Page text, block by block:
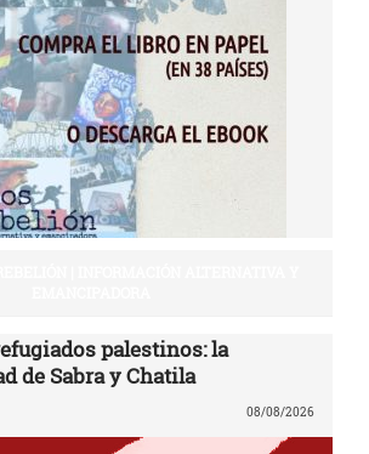
palestinos: la
de Sabra y Chatila
08/08/2026